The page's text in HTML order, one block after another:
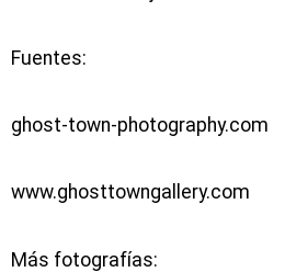
Fuentes:
ghost-town-photography.com
www.ghosttowngallery.com
Más fotografías: